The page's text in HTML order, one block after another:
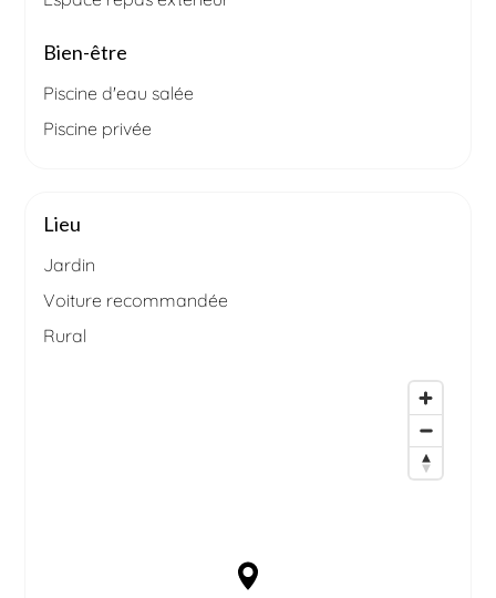
Bien-être
Piscine d'eau salée
Piscine privée
Lieu
Jardin
Voiture recommandée
Rural